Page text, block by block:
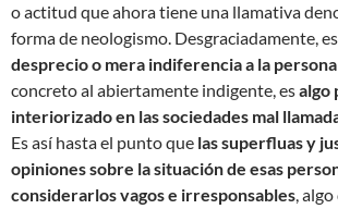
o actitud que ahora tiene una llamativa
forma de neologismo. Desgraciadamente,
desprecio o mera indiferencia a la
concreto al abiertamente indigente, esalgo
interiorizado en las sociedades mal
Es así hasta el punto que las superfluas y
opiniones sobre la situación de esas
considerarlos vagos e irresponsables,